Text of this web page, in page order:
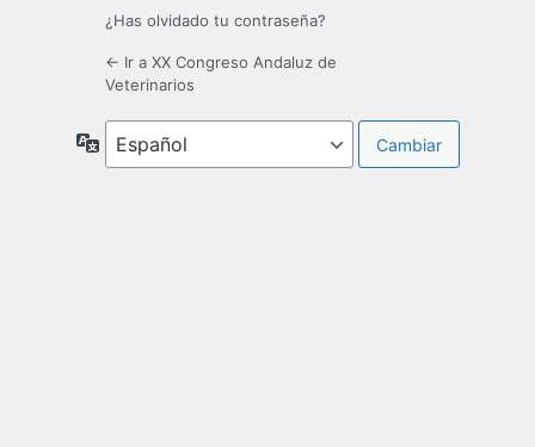
¿Has olvidado tu contraseña?
← Ir a XX Congreso Andaluz de
Veterinarios
Idioma